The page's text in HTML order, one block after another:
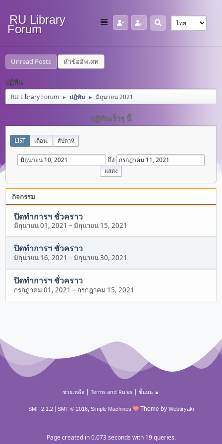
RU Library
Forum
Unread Posts หัวข้ออัพเดท
ปฏิทิน
RU Library Forum ► ปฏิทิน ► มิถุนายน 2021
ปฏิทินเร็วๆ นี้
LIST เดือน: สัปดาห์
ถึง
กิจกรรม
ปิดทำการฯ ชั่วคราว
มิถุนายน 01, 2021 –มิถุนายน 15, 2021
ปิดทำการฯ ชั่วคราว
มิถุนายน 16, 2021 –มิถุนายน 30, 2021
ปิดทำการฯ ชั่วคราว
กรกฎาคม 01, 2021 – กรกฎาคม 15, 2021
ช่วยเหลือ| Terms and Rules| ขึ้นบน ▲
SMF 2.1.2 SMF © 2016, Simple Machines Theme by Webtiryaki
Page created in 0.073 seconds with 19 queries.